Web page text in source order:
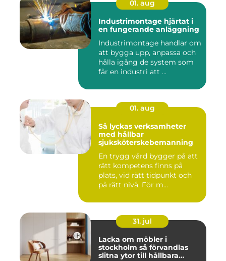
01. aug
Industrimontage hjärtat i
en fungerande anläggning
Industrimontage handlar om
att bygga upp, anpassa och
hålla igång de system som
får en industri att ...
01. aug
Så lyckas verksamheter
med hållbar
sjuksköterskebemanning
En trygg vård bygger på att
rätt kompetens finns på
plats, vid rätt tidpunkt och
på rätt nivå. För m...
31. jul
Lacka om möbler i
stockholm så förvandlas
slitna ytor till hållbara